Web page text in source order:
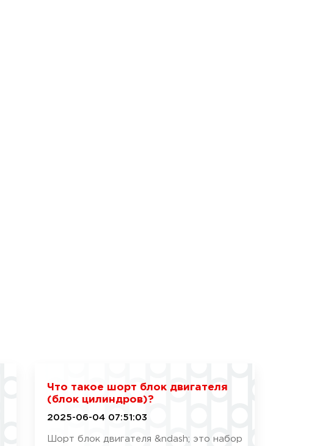
Что такое шорт блок двигателя
(блок цилиндров)?
2025-06-04 07:51:03
Шорт блок двигателя &ndash; это набор